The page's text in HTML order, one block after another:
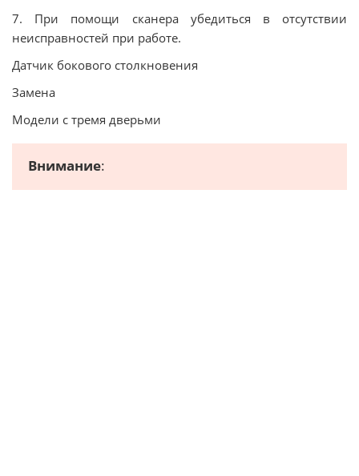
7. При помощи сканера убедиться в отсутствии
неисправностей при работе.
Датчик бокового столкновения
Замена
Модели с тремя дверьми
Внимание: